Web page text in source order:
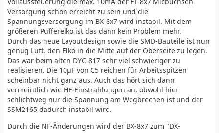
Versorgung schon erreicht zu sein und die
Spannungsversorgung im BX-8x7 wird instabil. Mit dem
größeren Pufferelko ist das dann kein Problem mehr.
Durch das neue Layoutdesign sowie die SMD-Bauteile ist nun
genug Luft, den Elko in die Mitte auf der Oberseite zu legen.
Das war beim alten DYC-817 sehr viel schwieriger zu
realisieren. Die 10µF von C5 reichen für Arbeitsspitzen
scheinbar nicht ganz aus. Auch das hört sich dann
vermeintlich wie HF-Einstrahlungen an, obwohl hier
schlichtweg nur die Spannung am Wegbrechen ist und der
SSM2165 dadurch instabil wird.
Durch die NF-Änderungen wird der BX-8x7 zum "DX-